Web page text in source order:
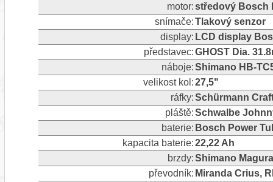
motor:středový Bosch
snímače:Tlakový senzor
display: LCD display
představec:GHOST Dia.
náboje:Shimano HB-
velikost kol:27,5"
ráfky:Schürmann
pláště:Schwalbe
baterie: Bosch Power
kapacita baterie:22,22 Ah
brzdy:Shimano
převodník: Miranda Crius,